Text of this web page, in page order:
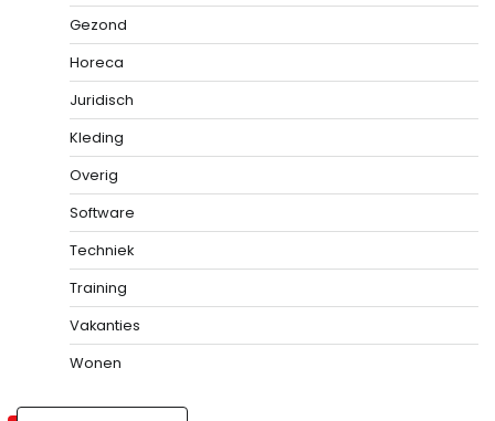
Gezond
Horeca
Juridisch
Kleding
Overig
Software
Techniek
Training
Vakanties
Wonen